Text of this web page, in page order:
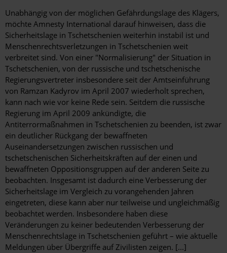
Unabhängig von der möglichen Gefährdungslage des Klägers,
möchte Amnesty International darauf hinweisen, dass die
Sicherheitslage in Tschetschenien weiterhin instabil ist und
Menschenrechtsverletzungen in Tschetschenien weit
verbreitet sind. Von einer "Normalisierung" der Situation in
Tschetschenien, von der russische und tschetschenische
Regierungsvertreter insbesondere seit der Amtseinführung
von Ramzan Kadyrov im April 2007 wiederholt sprechen,
kann nach wie vor keine Rede sein. Seitdem die russische
Regierung im April 2009 ankündigte, die
Antiterrormaßnahmen in Tschetschenien zu beenden, ist zwar
ein deutlicher Rückgang der bewaffneten
Auseinandersetzungen zwischen russischen und
tschetschenischen Sicherheitskräften auf der einen und
bewaffneten Oppositionsgruppen auf der anderen Seite zu
beobachten. Insgesamt ist dadurch eine Verbesserung der
Sicherheitslage im Vergleich zu vorangehenden Jahren
eingetreten, diese kann aber nur teilweise und ungleichmäßig
beobachtet werden. Insbesondere haben diese
Veränderungen zu keiner bedeutenden Verbesserung der
Menschenrechtslage in Tschetschenien geführt – wie aktuelle
Meldungen über Übergriffe auf Zivilisten zeigen. [...]